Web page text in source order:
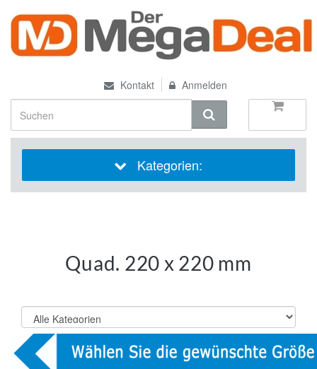
Kontakt Anmelden
Kategorien:
Quad. 220 x 220 mm